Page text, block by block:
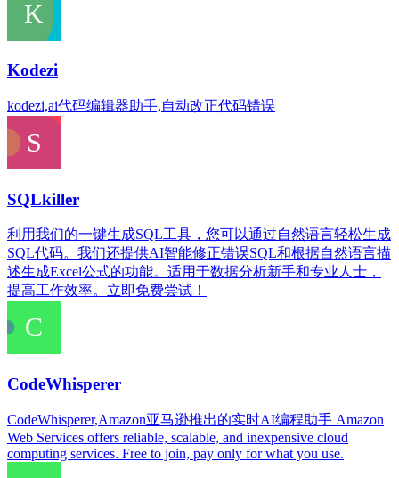
Kodezi
kodezi,ai代码编辑器助手,自动改正代码错误
SQLkiller
利用我们的一键生成SQL工具，您可以通过自然语言轻松生成
SQL代码。我们还提供AI智能修正错误SQL和根据自然语言描
述生成Excel公式的功能。适用于数据分析新手和专业人士，
提高工作效率。立即免费尝试！
CodeWhisperer
CodeWhisperer,Amazon亚马逊推出的实时AI编程助手 Amazon
Web Services offers reliable, scalable, and inexpensive cloud
computing services. Free to join, pay only for what you use.